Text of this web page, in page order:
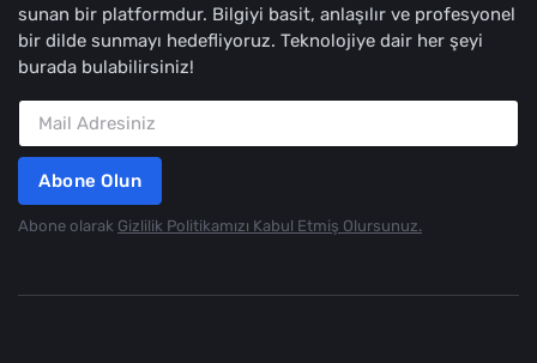
sunan bir platformdur. Bilgiyi basit, anlaşılır ve profesyonel
bir dilde sunmayı hedefliyoruz. Teknolojiye dair her şeyi
burada bulabilirsiniz!
Abone Olun
Abone olarak Gizlilik Politikamızı Kabul Etmiş Olursunuz.